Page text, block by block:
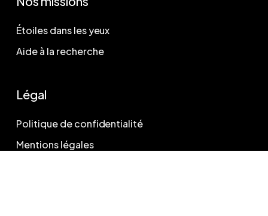
Étoiles dans les yeux
Aide à la recherche
Légal
Politique de confidentialité
Mentions légales